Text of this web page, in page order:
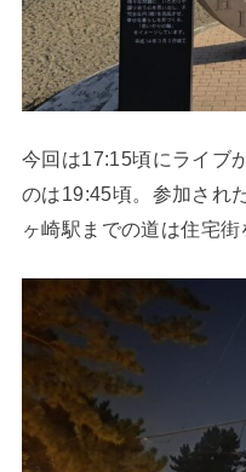
今回は17:15頃にライブ
のは19:45頃。参加され
ヶ崎駅までの道は住宅街